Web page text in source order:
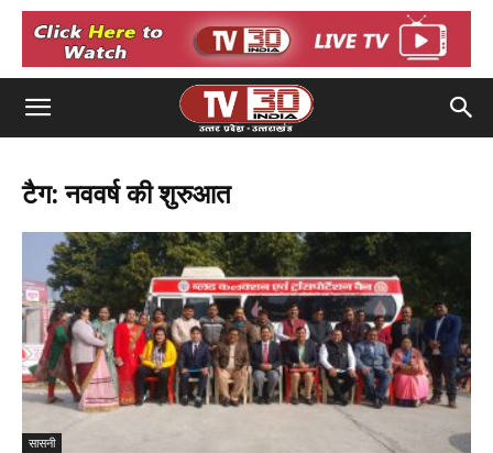
टैग: नववर्ष की शुरुआत
सासनी